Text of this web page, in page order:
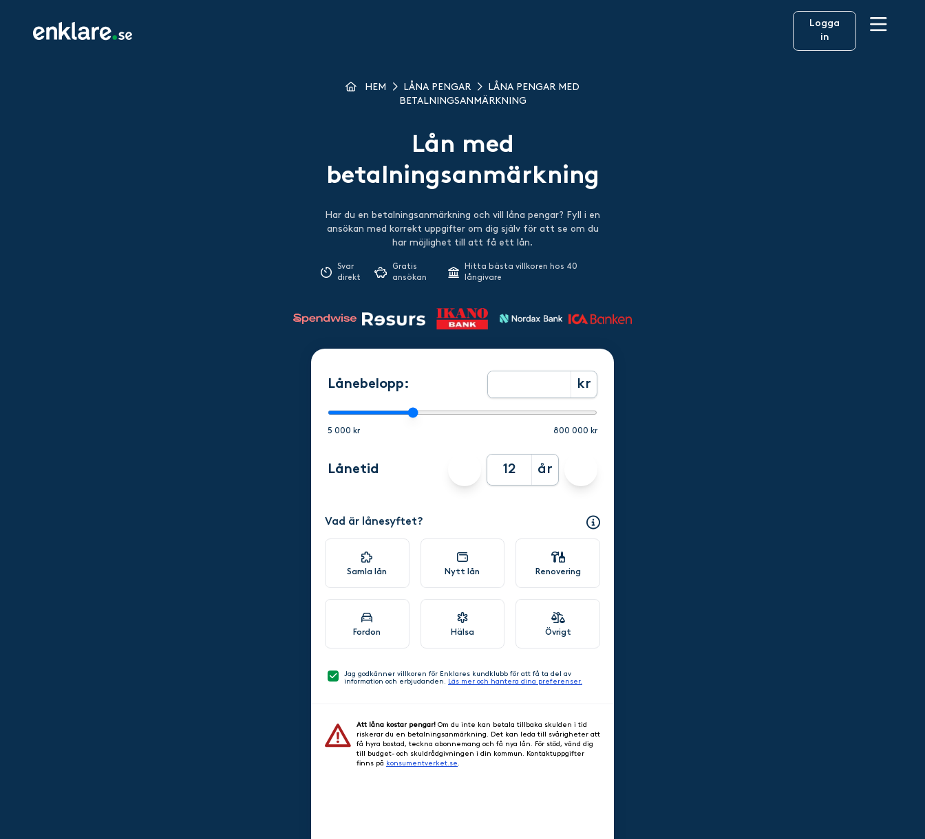
Logga
in
HEM LÅNA PENGAR
LÅNA PENGAR MED
BETALNINGSANMÄRKNING
Lån med
betalningsanmärkning
Har du en betalningsanmärkning och vill låna pengar? Fyll i en
ansökan med korrekt uppgifter om dig själv för att se om du
har möjlighet till att få ett lån.
Svar
direkt
Gratis
ansökan
Hitta bästa villkoren hos 40
långivare
Lånebelopp: kr
5 000 kr 800 000 kr
Lånetid år
Vad är lånesyftet?
Samla lån Nytt lån Renovering
Fordon Hälsa Övrigt
Jag godkänner villkoren för Enklares kundklubb för att få ta del av
information och erbjudanden. Läs mer och hantera dina preferenser.
Att låna kostar pengar! Om du inte kan betala tillbaka skulden i tid
riskerar du en betalningsanmärkning. Det kan leda till svårigheter att
få hyra bostad, teckna abonnemang och få nya lån. För stöd, vänd dig
till budget- och skuldrådgivningen i din kommun. Kontaktuppgifter
finns på konsumentverket.se.